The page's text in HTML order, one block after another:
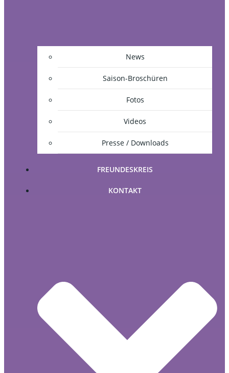
News
Saison-Broschüren
Fotos
Videos
Presse / Downloads
FREUNDESKREIS
KONTAKT